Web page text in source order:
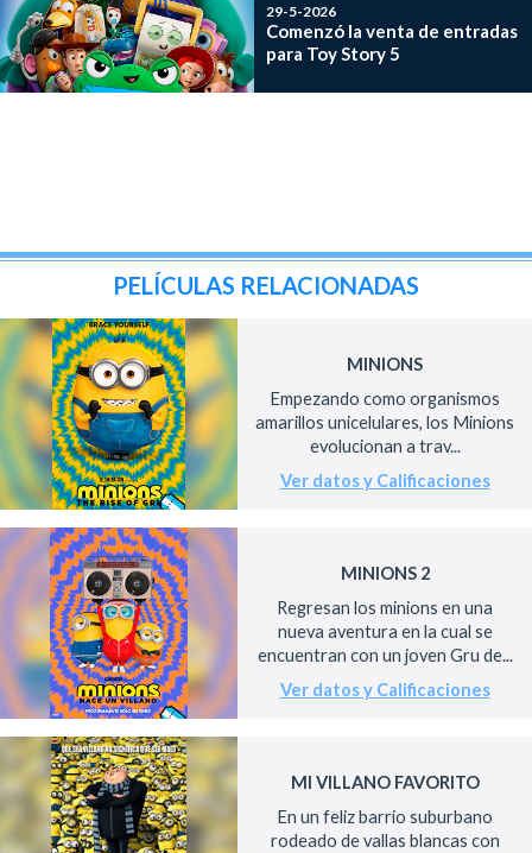
29-5-2026
Comenzó la venta de entradas
para Toy Story 5
PELÍCULAS RELACIONADAS
MINIONS
Empezando como organismos
amarillos unicelulares, los Minions
evolucionan a trav...
Ver datos y Calificaciones
MINIONS 2
Regresan los minions en una
nueva aventura en la cual se
encuentran con un joven Gru de...
Ver datos y Calificaciones
MI VILLANO FAVORITO
En un feliz barrio suburbano
rodeado de vallas blancas con